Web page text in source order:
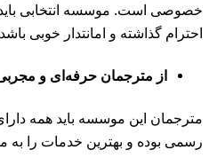
خصوصی است. موسسه انتخابی باید
احترام گذاشته و امانتدار خوبی باشد.
از مترجمان حرفه‌ای و مجربی
مترجمان این موسسه باید همه دارای
رسمی بوده و بهترین خدمات را به